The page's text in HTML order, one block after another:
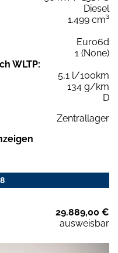
Diesel
1.499 cm³
Euro6d
1 (None)
WLTP:
5,1 l/100km
134 g/km
D
Zentrallager
29.889,00 €
ausweisbar